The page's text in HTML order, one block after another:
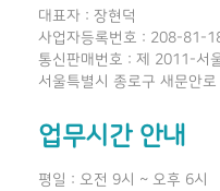
대표자 : 장현덕
사업자등록번호 : 208-81-
통신판매번호 : 제 2011-서
서울특별시 종로구 새문안
업무시간 안내
평일 : 오전 9시 ~ 오후 6시